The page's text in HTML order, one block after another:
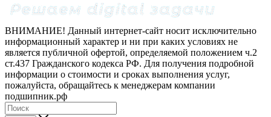
ВНИМАНИЕ! Данный интернет-сайт носит исключительно
информационный характер и ни при каких условиях не
является публичной офертой, определяемой положением ч.2
ст.437 Гражданского кодекса РФ. Для получения подробной
информации о стоимости и сроках выполнения услуг,
пожалуйста, обращайтесь к менеджерам компании
подшипник.рф